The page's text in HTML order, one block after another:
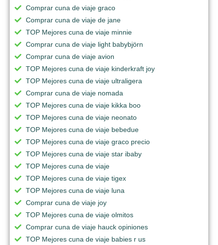
Comprar cuna de viaje graco
Comprar cuna de viaje de jane
TOP Mejores cuna de viaje minnie
Comprar cuna de viaje light babybjörn
Comprar cuna de viaje avion
TOP Mejores cuna de viaje kinderkraft joy
TOP Mejores cuna de viaje ultraligera
Comprar cuna de viaje nomada
TOP Mejores cuna de viaje kikka boo
TOP Mejores cuna de viaje neonato
TOP Mejores cuna de viaje bebedue
TOP Mejores cuna de viaje graco precio
TOP Mejores cuna de viaje star ibaby
TOP Mejores cuna de viaje
TOP Mejores cuna de viaje tigex
TOP Mejores cuna de viaje luna
Comprar cuna de viaje joy
TOP Mejores cuna de viaje olmitos
Comprar cuna de viaje hauck opiniones
TOP Mejores cuna de viaje babies r us